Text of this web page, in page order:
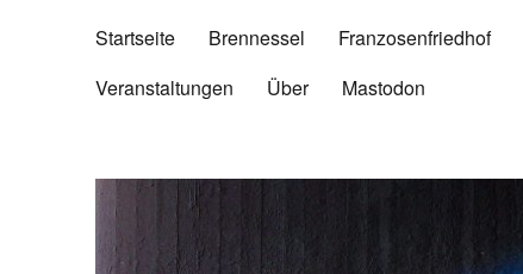
Startseite Brennessel Franzosenfriedhof
Veranstaltungen
Über Mastodon